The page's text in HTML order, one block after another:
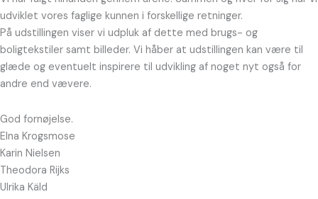
udviklet vores faglige kunnen i forskellige retninger.
På udstillingen viser vi udpluk af dette med brugs- og
boligtekstiler samt billeder. Vi håber at udstillingen kan være til
glæde og eventuelt inspirere til udvikling af noget nyt også for
andre end vævere.
God fornøjelse.
Elna Krogsmose
Karin Nielsen
Theodora Rijks
Ulrika Käld